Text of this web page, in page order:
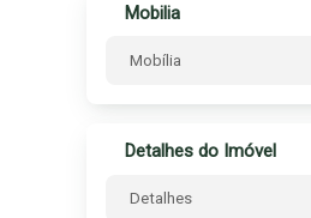
Mobilia
Mobília
Detalhes do Imóvel
Detalhes